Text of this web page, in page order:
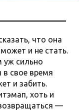
что она
и не стать.
уж сильно
свое время
и забить.
хоть и
—